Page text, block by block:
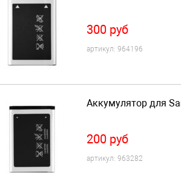
300 руб
артикул: 964196
Аккумулятор для
200 руб
артикул: 963282